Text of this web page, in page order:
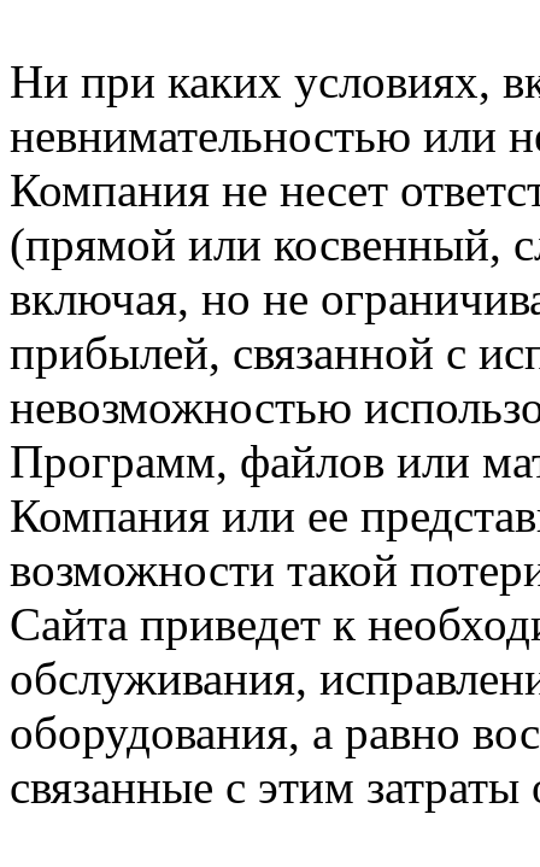
Ни при каких условиях,
невнимательностью или
Компания не несет
(прямой или косвенный,
включая, но не
прибылей, связанной с
невозможностью
Программ, файлов или
Компания или ее
возможности такой
Сайта приведет к
обслуживания,
оборудования, а равно
связанные с этим